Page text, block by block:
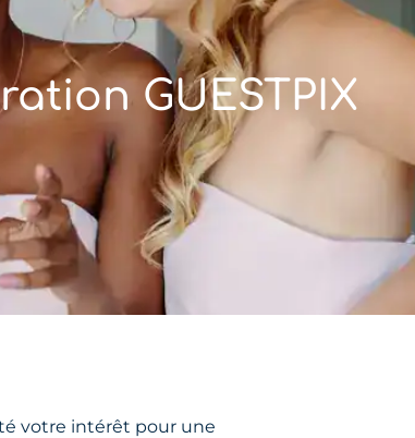
GUESTPIX
votre intérêt pour une